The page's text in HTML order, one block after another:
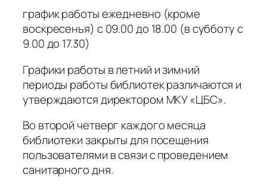
график работы ежедневно (кроме
воскресенья) с 09.00 до 18.00 (в субботу с
9.00 до 17.30)
Графики работы в летний и зимний
периоды работы библиотек различаются и
утверждаются директором МКУ «ЦБС».
Во второй четверг каждого месяца
библиотеки закрыты для посещения
пользователями в связи с проведением
санитарного дня.